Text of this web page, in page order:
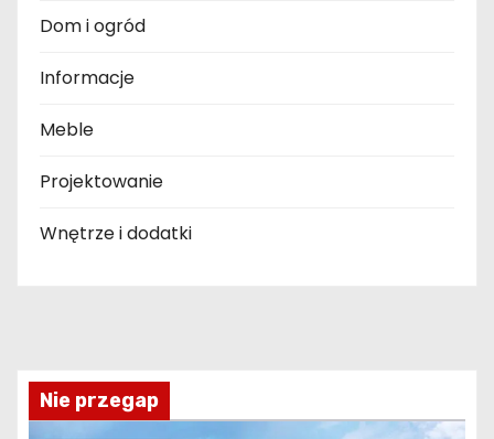
Dom i ogród
Informacje
Meble
Projektowanie
Wnętrze i dodatki
Nie przegap